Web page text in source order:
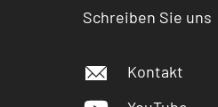
Schreiben Sie uns
Kontakt